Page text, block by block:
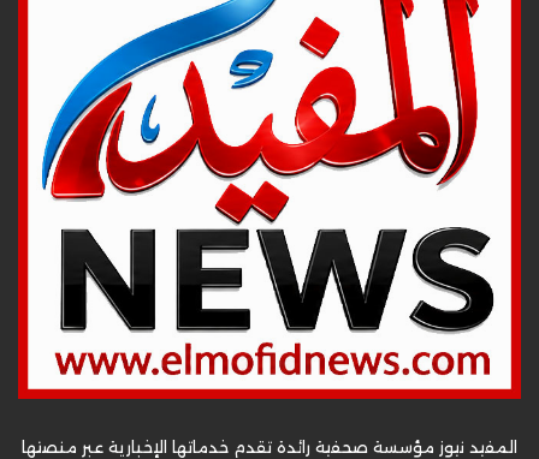
المفيد نيوز مؤسسة صحفية رائدة تقدم خدماتها الإخبارية عبر منصتها